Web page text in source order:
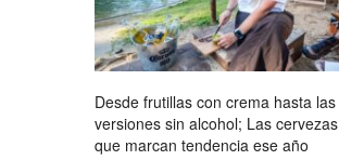
Desde frutillas con crema hasta las
versiones sin alcohol; Las cervezas
que marcan tendencia ese año